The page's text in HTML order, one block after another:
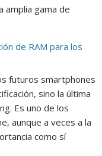
amplia gama de
de RAM para los
futuros smartphones
sino la última
Es uno de los
aunque a veces a la
como sí